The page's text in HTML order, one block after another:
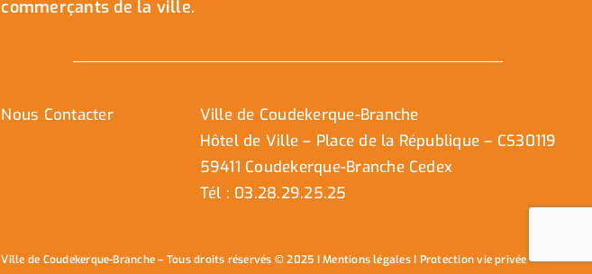
commerçants de la ville.
Nous Contacter
Ville de Coudekerque-Branche
Hôtel de Ville – Place de la République – CS30119
59411 Coudekerque-Branche Cedex
Tél : 03.28.29.25.25
Ville de Coudekerque-Branche – Tous droits réservés © 2025 IMentions légalesI Protection vie privée